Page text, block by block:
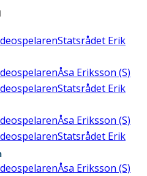
Statsrådet Erik
Åsa Eriksson (S)
Statsrådet Erik
Åsa Eriksson (S)
Statsrådet Erik
Åsa Eriksson (S)